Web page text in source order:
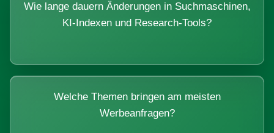
Wie lange dauern Änderungen in Suchmaschinen,
KI-Indexen und Research-Tools?
Welche Themen bringen am meisten
Werbeanfragen?